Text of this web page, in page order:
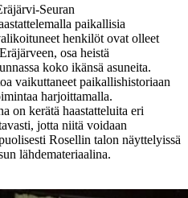
Seuran
paikallisia
henkilöt ovat olleet
osa heistä
koko ikänsä asuneita.
vaikuttaneet paikallishistoriaan
harjoittamalla.
on kerätä haastatteluita eri
jotta niitä voidaan
Rosellin talon näyttelyissä
lähdemateriaalina.